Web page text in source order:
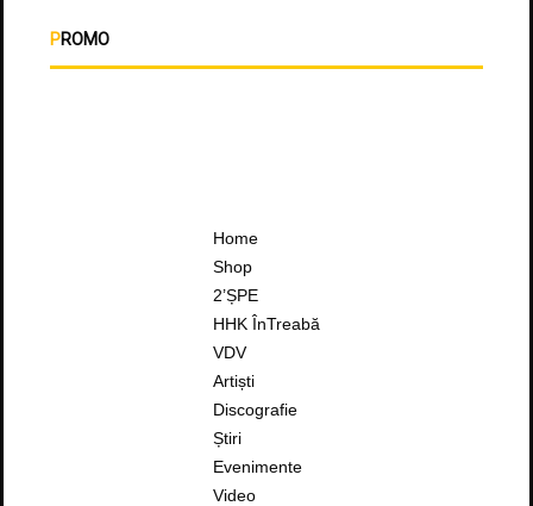
PROMO
Home
Shop
2’ȘPE
HHK ÎnTreabă
VDV
Artiști
Discografie
Știri
Evenimente
Video